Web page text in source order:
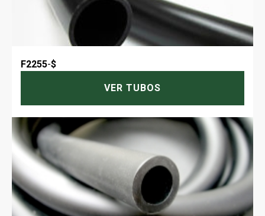
F2255-$
VER TUBOS